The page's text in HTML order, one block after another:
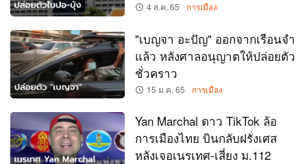
4 ส.ค. 65 การเมือง
"เบญจา อะปัญ" ออกจากเรือนจำ
แล้ว หลังศาลอนุญาตให้ปล่อยตัว
ชั่วคราว
15 ม.ค. 65 การเมือง
Yan Marchal ดาว TikTok ล้อ
การเมืองไทย บินกลับฝรั่งเศส
หลังเจอเนรเทศ-เสี่ยง ม.112